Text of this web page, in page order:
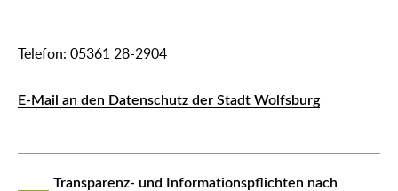
Telefon: 05361 28-2904
E-Mail an den Datenschutz der Stadt Wolfsburg
Transparenz- und Informationspflichten nach